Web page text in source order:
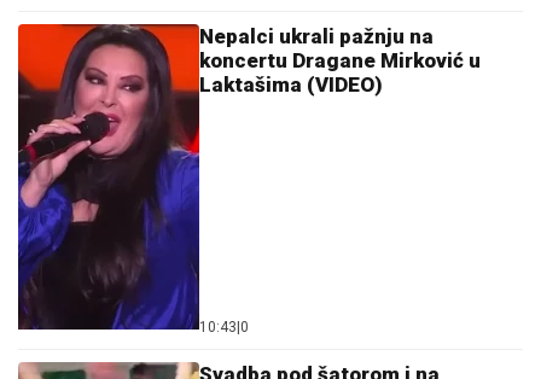
Nepalci ukrali pažnju na
koncertu Dragane Mirković u
Laktašima (VIDEO)
10:43 0